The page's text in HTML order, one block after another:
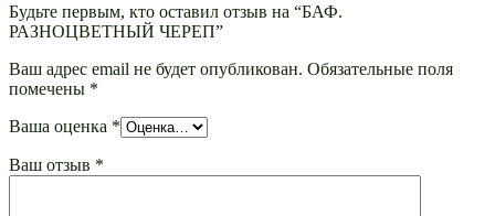
Будьте первым, кто оставил отзыв на “БАФ.
РАЗНОЦВЕТНЫЙ ЧЕРЕП”
Ваш адрес email не будет опубликован. Обязательные поля
помечены *
Ваша оценка *
Ваш отзыв *